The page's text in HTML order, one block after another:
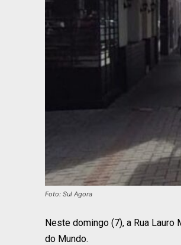
Foto: Sul Agora
Neste domingo (7), a Rua Lauro
do Mundo.